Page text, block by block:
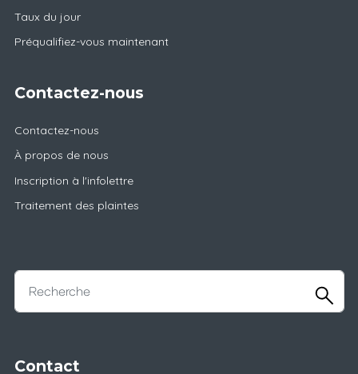
Taux du jour
Préqualifiez-vous maintenant
Contactez-nous
Contactez-nous
À propos de nous
Inscription à l'infolettre
Traitement des plaintes
Contact